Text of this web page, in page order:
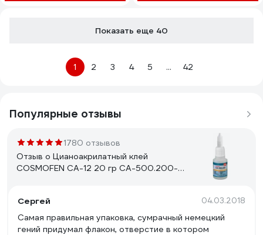
Показать еще 40
1 2 3 4 5 ... 42
Популярные отзывы
1780 отзывов
Отзыв о Цианоакрилатный клей
COSMOFEN CA-12 20 гр CA-500.200-
Сергей
04.03.2018
Самая правильная упаковка, сумрачный немецкий
гений придумал флакон, отверстие в котором